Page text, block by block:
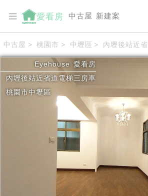
愛看房 中古屋 新建案
中古屋 > 桃園市 > 中壢區 > 內壢後站近
Eyehouse 愛看房
內壢後站近省道電梯三房車
桃園市中壢區